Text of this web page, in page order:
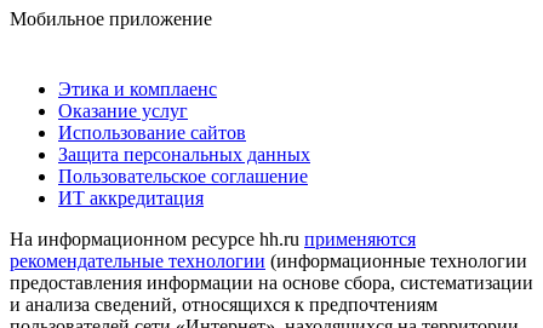
Мобильное приложение
Этика и комплаенс
Оказание услуг
Использование сайтов
Защита персональных данных
Пользовательское соглашение
ИТ аккредитация
На информационном ресурсе hh.ru применяются
рекомендательные технологии (информационные технологии
предоставления информации на основе сбора, систематизации
и анализа сведений, относящихся к предпочтениям